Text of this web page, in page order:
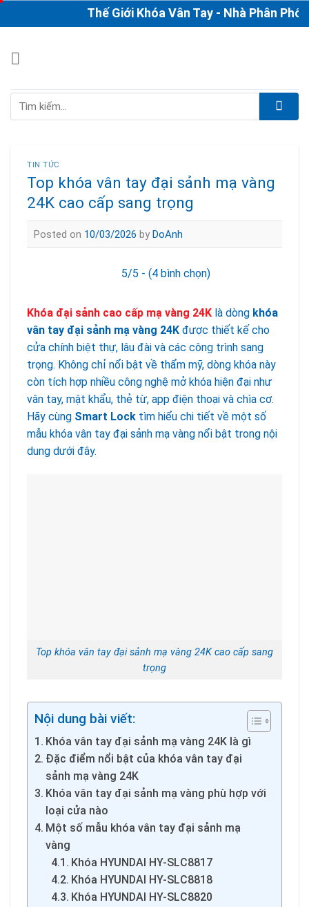
to
Thế Giới Khóa Vân Tay - Nhà Phân Phối &
Tìm
TIN TỨC
Top khóa vân tay đại sảnh mạ vàng
24K cao cấp sang trọng
Posted on 10/03/2026 by DoAnh
5/5 - (4 bình chọn)
Khóa đại sảnh cao cấp mạ vàng 24K là dòng khóa
vân tay đại sảnh mạ vàng 24K được thiết kế cho
cửa chính biệt thự, lâu đài và các công trình sang
trọng. Không chỉ nổi bật về thẩm mỹ, dòng khóa này
còn tích hợp nhiều công nghệ mở khóa hiện đại như
vân tay, mật khẩu, thẻ từ, app điện thoại và chìa cơ.
Hãy cùng Smart Lock tìm hiểu chi tiết về một số
mẫu khóa vân tay đại sảnh mạ vàng nổi bật trong nội
dung dưới đây.
Top khóa vân tay đại sảnh mạ vàng 24K cao cấp sang
trọng
Nội dung bài viết:
Khóa vân tay đại sảnh mạ vàng 24K là gì
Đặc điểm nổi bật của khóa vân tay đại
sảnh mạ vàng 24K
Khóa vân tay đại sảnh mạ vàng phù hợp với
loại cửa nào
Một số mẫu khóa vân tay đại sảnh mạ
vàng
Khóa HYUNDAI HY-SLC8817
Khóa HYUNDAI HY-SLC8818
Khóa HYUNDAI HY-SLC8820